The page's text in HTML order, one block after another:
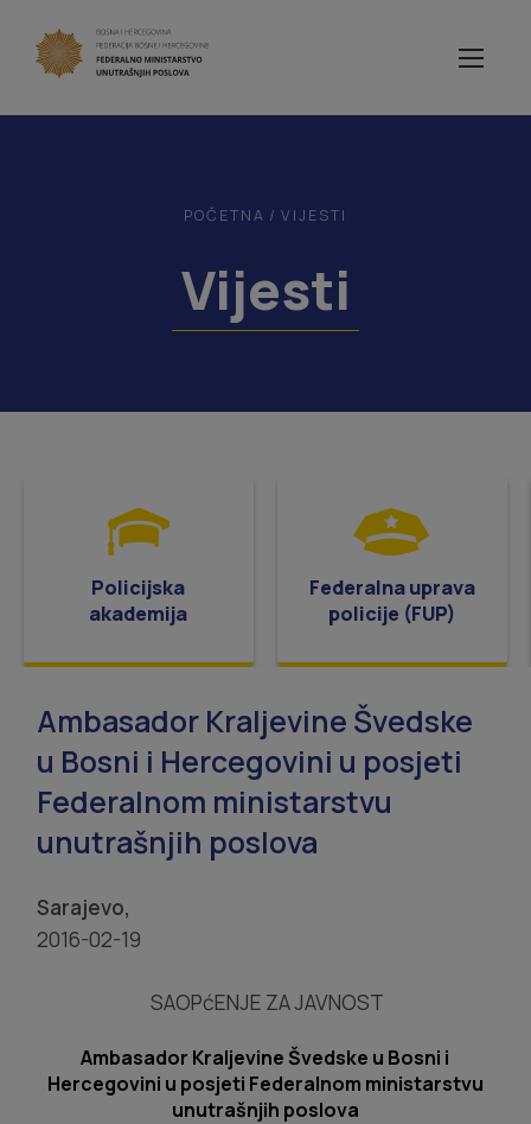
POČETNA / VIJESTI
Vijesti
Policijska
akademija
Federalna uprava
policije (FUP)
Ambasador Kraljevine Švedske
u Bosni i Hercegovini u posjeti
Federalnom ministarstvu
unutrašnjih poslova
Sarajevo,
2016-02-19
SAOPćENJE ZA JAVNOST
Ambasador Kraljevine Švedske u Bosni i
Hercegovini u posjeti Federalnom ministarstvu
unutrašnjih poslova